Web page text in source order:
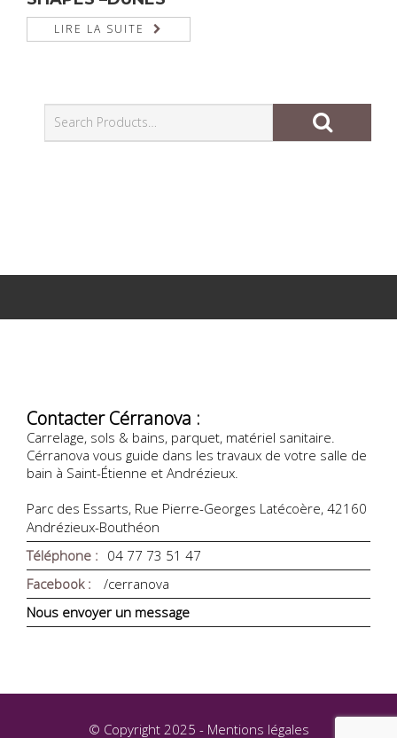
LIRE LA SUITE
Contacter Cérranova :
Carrelage, sols & bains, parquet, matériel sanitaire.
Cérranova vous guide dans les travaux de votre salle de
bain à Saint-Étienne et Andrézieux.
Parc des Essarts, Rue Pierre-Georges Latécoère, 42160
Andrézieux-Bouthéon
Téléphone : 04 77 73 51 47
Facebook :
/cerranova
Nous envoyer un message
© Copyright 2025 - Mentions légales